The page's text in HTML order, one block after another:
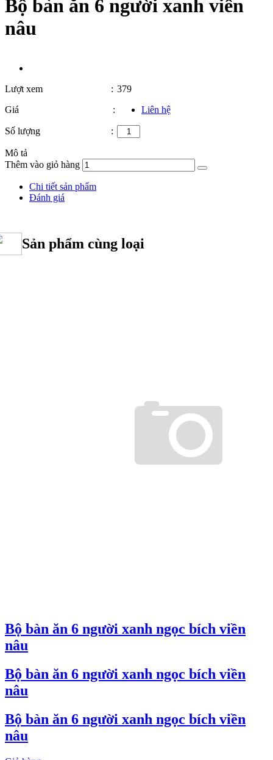
Bộ bàn ăn 6 người xanh viền
nâu
Lượt xem : 379
Giá
: Liên hệ
Số lượng :
Mô tả
Thêm vào giỏ hàng
Chi tiết sản phẩm
Đánh giá
Sản phẩm cùng loại
Bộ bàn ăn 6 người xanh ngọc bích viền
nâu
Bộ bàn ăn 6 người xanh ngọc bích viền
nâu
Bộ bàn ăn 6 người xanh ngọc bích viền
nâu